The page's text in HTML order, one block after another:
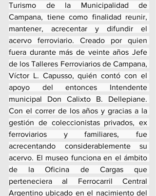
Turismo de la Municipalidad de
Campana, tiene como finalidad reunir,
mantener, acrecentar y difundir el
acervo ferroviario. Creado por quien
fuera durante más de veinte años Jefe
de los Talleres Ferroviarios de Campana,
Víctor L. Capusso, quién contó con el
apoyo del entonces Intendente
municipal Don Calixto B. Dellepiane.
Con el correr de los años y gracias a la
gestión de coleccionistas privados, ex
ferroviarios y familiares, fue
acrecentando considerablemente su
acervo. El museo funciona en el ámbito
de la Oficina de Cargas que
perteneciera al Ferrocarril Central
Argentino ubicado en el nacimiento del